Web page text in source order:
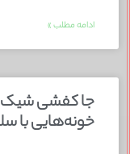
ادامه مطلب »
خونه‌هایی با